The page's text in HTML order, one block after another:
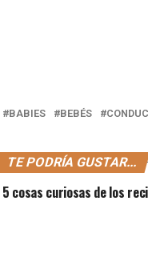
BABIES BEBÉS
TE PODRÍA GUSTAR...
5 cosas curiosas de los